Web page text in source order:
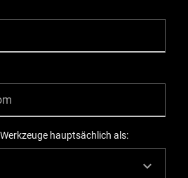
hauptsächlich als: